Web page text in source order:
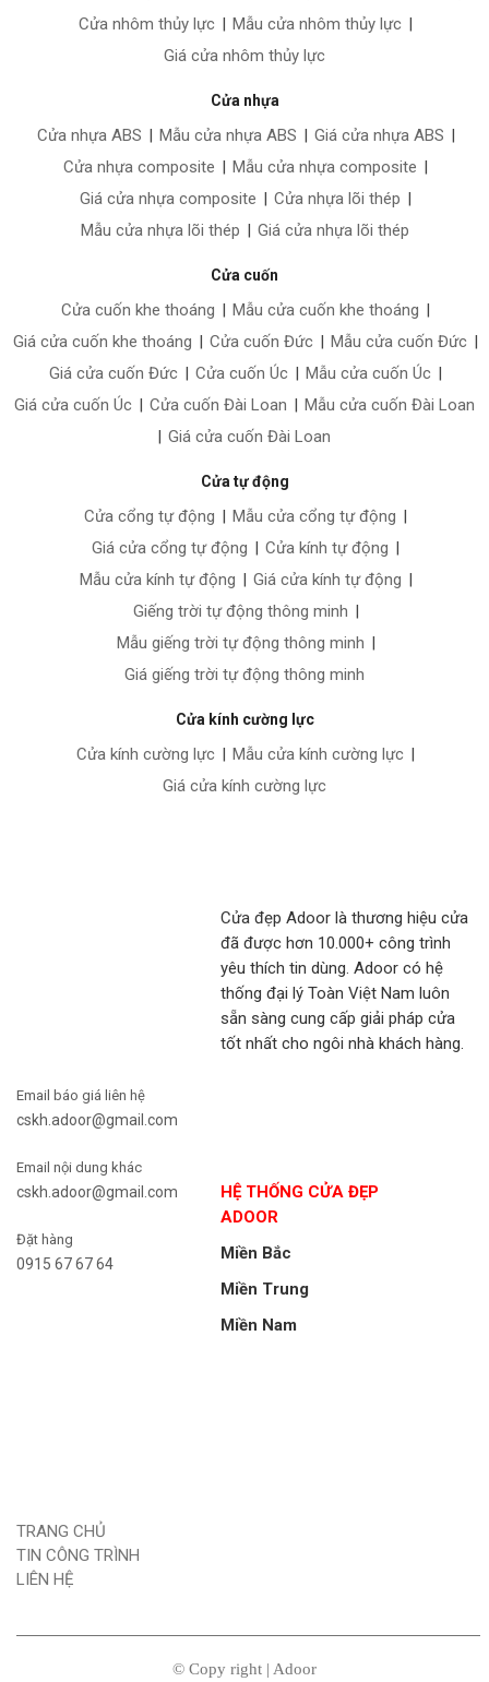
Cửa nhôm thủy lực | Mẫu cửa nhôm thủy lực |
Giá cửa nhôm thủy lực
Cửa nhựa
Cửa nhựa ABS | Mẫu cửa nhựa ABS | Giá cửa nhựa ABS |
Cửa nhựa composite | Mẫu cửa nhựa composite |
Giá cửa nhựa composite | Cửa nhựa lõi thép |
Mẫu cửa nhựa lõi thép | Giá cửa nhựa lõi thép
Cửa cuốn
Cửa cuốn khe thoáng | Mẫu cửa cuốn khe thoáng |
Giá cửa cuốn khe thoáng | Cửa cuốn Đức | Mẫu cửa cuốn Đức |
Giá cửa cuốn Đức | Cửa cuốn Úc | Mẫu cửa cuốn Úc |
Giá cửa cuốn Úc | Cửa cuốn Đài Loan | Mẫu cửa cuốn Đài Loan
| Giá cửa cuốn Đài Loan
Cửa tự động
Cửa cổng tự động | Mẫu cửa cổng tự động |
Giá cửa cổng tự động | Cửa kính tự động |
Mẫu cửa kính tự động | Giá cửa kính tự động |
Giếng trời tự động thông minh |
Mẫu giếng trời tự động thông minh |
Giá giếng trời tự động thông minh
Cửa kính cường lực
Cửa kính cường lực | Mẫu cửa kính cường lực |
Giá cửa kính cường lực
Email báo giá liên hệ
cskh.adoor@gmail.com
Email nội dung khác
cskh.adoor@gmail.com
Đặt hàng
0915 67 67 64
TRANG CHỦ
TIN CÔNG TRÌNH
LIÊN HỆ
Cửa đẹp Adoor là thương hiệu cửa
đã được hơn 10.000+ công trình
yêu thích tin dùng. Adoor có hệ
thống đại lý Toàn Việt Nam luôn
sẵn sàng cung cấp giải pháp cửa
tốt nhất cho ngôi nhà khách hàng.
HỆ THỐNG CỬA ĐẸP
ADOOR
Miền Bắc
Miền Trung
Miền Nam
© Copy right | Adoor